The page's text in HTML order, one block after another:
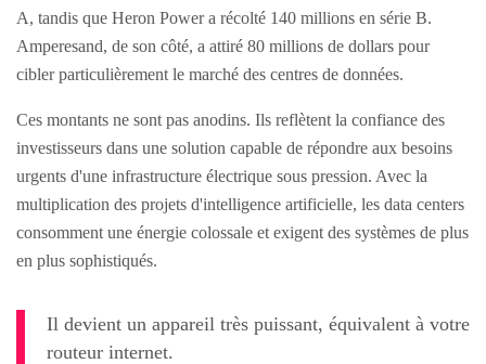
A, tandis que Heron Power a récolté 140 millions en série B.
Amperesand, de son côté, a attiré 80 millions de dollars pour
cibler particulièrement le marché des centres de données.
Ces montants ne sont pas anodins. Ils reflètent la confiance des
investisseurs dans une solution capable de répondre aux besoins
urgents d'une infrastructure électrique sous pression. Avec la
multiplication des projets d'intelligence artificielle, les data centers
consomment une énergie colossale et exigent des systèmes de plus
en plus sophistiqués.
Il devient un appareil très puissant, équivalent à votre
routeur internet.